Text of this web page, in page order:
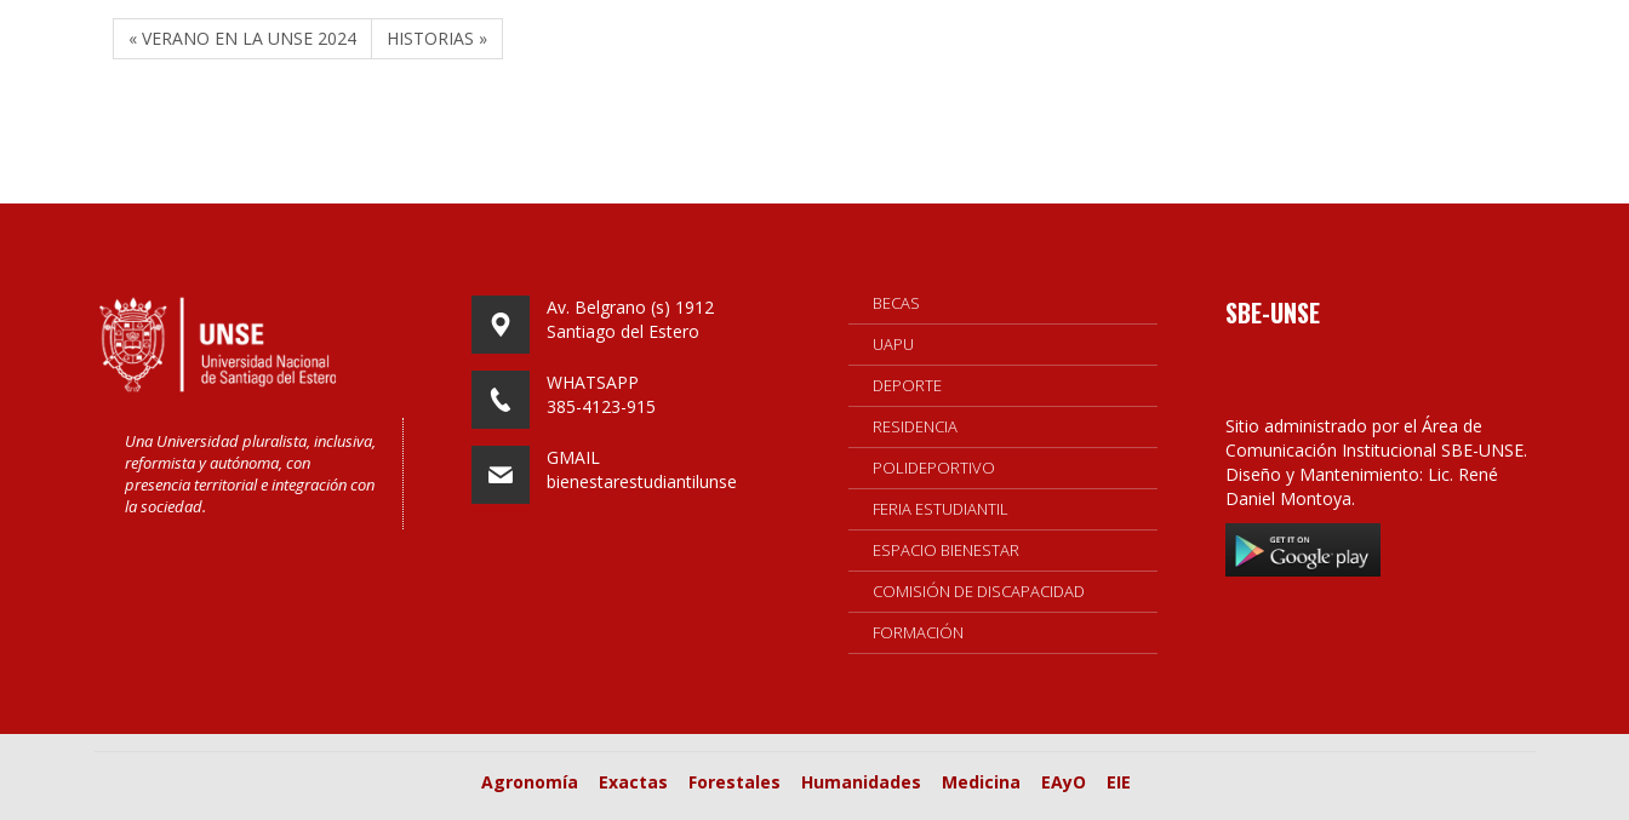
« VERANO EN LA UNSE 2024 HISTORIAS »
Una Universidad pluralista, inclusiva,
reformista y autónoma, con
presencia territorial e integración con
la sociedad.
Av. Belgrano (s) 1912
Santiago del Estero
WHATSAPP
385-4123-915
GMAIL
bienestarestudiantilunse
BECAS
UAPU
DEPORTE
RESIDENCIA
POLIDEPORTIVO
FERIA ESTUDIANTIL
ESPACIO BIENESTAR
COMISIÓN DE DISCAPACIDAD
FORMACIÓN
SBE-UNSE
Sitio administrado por el Área de
Comunicación Institucional SBE-UNSE.
Diseño y Mantenimiento: Lic. René
Daniel Montoya.
Agronomía Exactas Forestales Humanidades Medicina EAyO EIE